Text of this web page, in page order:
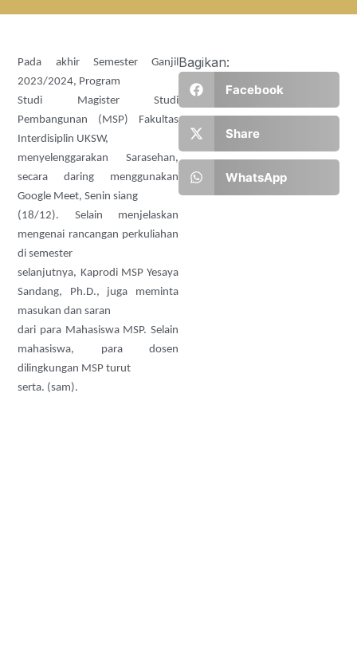
Pada akhir Semester Ganjil
2023/2024, Program
Studi Magister Studi
Pembangunan (MSP) Fakultas
Interdisiplin UKSW,
menyelenggarakan Sarasehan,
secara daring menggunakan
Google Meet, Senin siang
(18/12). Selain menjelaskan
mengenai rancangan perkuliahan
di semester
selanjutnya, Kaprodi MSP Yesaya
Sandang, Ph.D., juga meminta
masukan dan saran
dari para Mahasiswa MSP. Selain
mahasiswa, para dosen
dilingkungan MSP turut
serta. (sam).
Bagikan:
Facebook
Share
WhatsApp